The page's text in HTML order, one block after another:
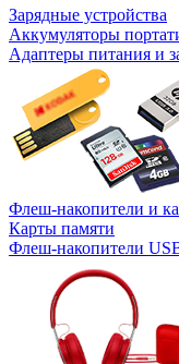
Зарядные устройства
Аккумуляторы
Адаптеры питания и
Флеш-накопители и
Карты памяти
Флеш-накопители